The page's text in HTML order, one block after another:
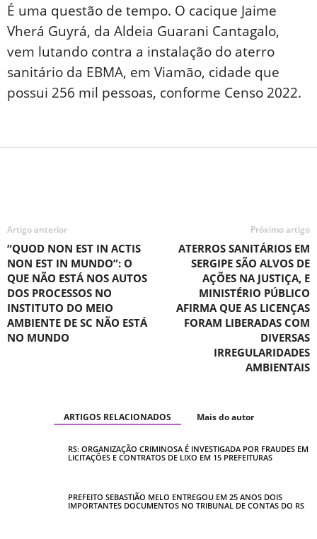
É uma questão de tempo. O cacique Jaime
Vherá Guyrá, da Aldeia Guarani Cantagalo,
vem lutando contra a instalação do aterro
sanitário da EBMA, em Viamão, cidade que
possui 256 mil pessoas, conforme Censo 2022.
Artigo anterior
“QUOD NON EST IN ACTIS
NON EST IN MUNDO”: O
QUE NÃO ESTÁ NOS AUTOS
DOS PROCESSOS NO
INSTITUTO DO MEIO
AMBIENTE DE SC NÃO ESTÁ
NO MUNDO
Próximo artigo
ATERROS SANITÁRIOS EM
SERGIPE SÃO ALVOS DE
AÇÕES NA JUSTIÇA, E
MINISTÉRIO PÚBLICO
AFIRMA QUE AS LICENÇAS
FORAM LIBERADAS COM
DIVERSAS
IRREGULARIDADES
AMBIENTAIS
ARTIGOS RELACIONADOS Mais do autor
RS: ORGANIZAÇÃO CRIMINOSA É INVESTIGADA POR FRAUDES EM
LICITAÇÕES E CONTRATOS DE LIXO EM 15 PREFEITURAS
PREFEITO SEBASTIÃO MELO ENTREGOU EM 25 ANOS DOIS
IMPORTANTES DOCUMENTOS NO TRIBUNAL DE CONTAS DO RS